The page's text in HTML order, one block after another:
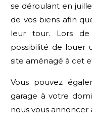
se déroulant en
de vos biens afin
leur tour. Lors
possibilité de louer
site aménagé à cet
Vous pouvez
garage à votre
nous vous annoncer